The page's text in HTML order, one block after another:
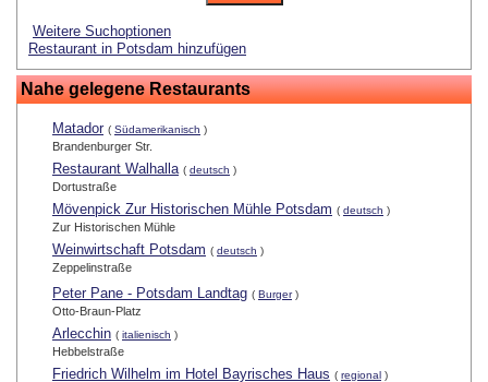
Weitere Suchoptionen
Restaurant in Potsdam hinzufügen
Nahe gelegene Restaurants
Matador ( Südamerikanisch )
Brandenburger Str.
Restaurant Walhalla ( deutsch )
Dortustraße
Mövenpick Zur Historischen Mühle Potsdam ( deutsch )
Zur Historischen Mühle
Weinwirtschaft Potsdam ( deutsch )
Zeppelinstraße
Peter Pane - Potsdam Landtag ( Burger)
Otto-Braun-Platz
Arlecchin ( italienisch )
Hebbelstraße
Friedrich Wilhelm im Hotel Bayrisches Haus ( regional )